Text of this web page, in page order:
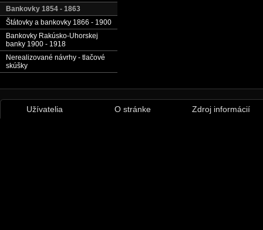
Bankovky 1854 - 1863
Štátovky a bankovky 1866 - 1900
Bankovky Rakúsko-Uhorskej
banky 1900 - 1918
Nerealizované návrhy - tlačové
skúšky
Užívatelia O stránke Zdroj informácií